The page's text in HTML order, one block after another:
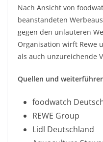
Nach Ansicht von
beanstandeten
gegen den unlauteren
Organisation wirft Rewe
als auch unzureichende
Quellen und
foodwatch
REWE Group
Lidl Deutschland